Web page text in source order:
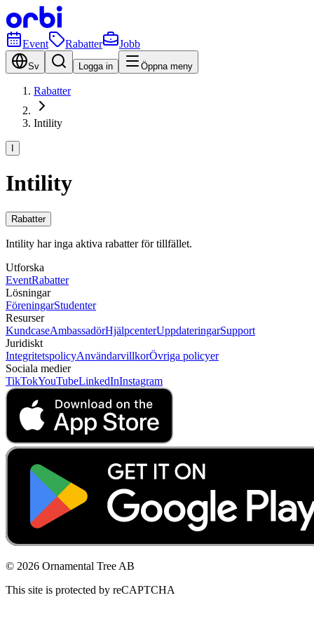
Event Rabatter Jobb
Sv Logga in Öppna meny
Rabatter
Intility
Intility
Rabatter
Intility har inga aktiva rabatter för tillfället.
Utforska
EventRabatter
Lösningar
FöreningarStudenter
Resurser
KundcaseAmbassadörHjälpcenterUppdateringarSupport
Juridiskt
IntegritetspolicyAnvändarvillkorÖvriga policyer
Sociala medier
TikTokYouTubeLinkedInInstagram
© 2026 Ornamental Tree AB
This site is protected by reCAPTCHA